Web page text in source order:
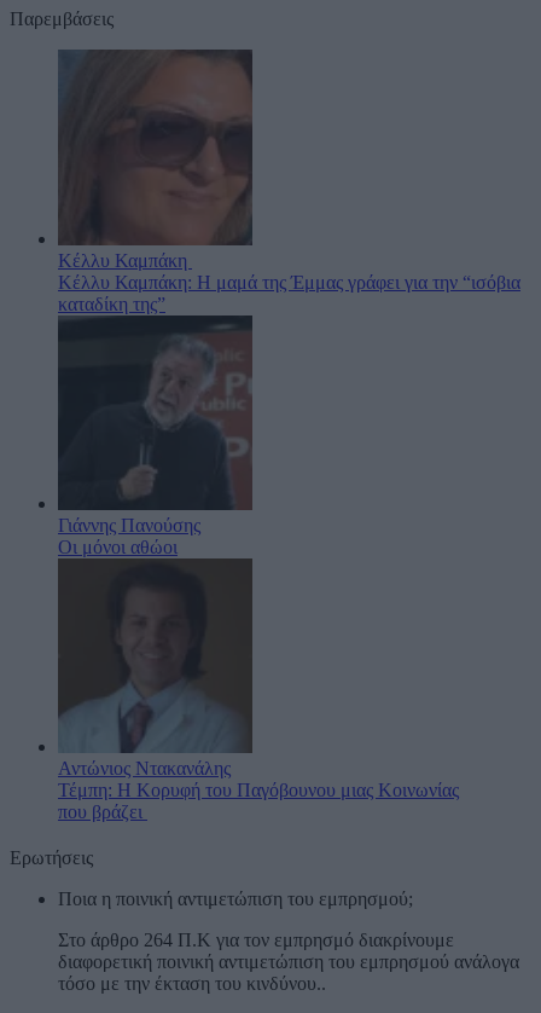
Παρεμβάσεις
Κέλλυ Καμπάκη
Κέλλυ Καμπάκη: Η μαμά της Έμμας γράφει για την “ισόβια
καταδίκη της”
Γιάννης Πανούσης
Οι μόνοι αθώοι
Αντώνιος Ντακανάλης
Τέμπη: Η Κορυφή του Παγόβουνου μιας Κοινωνίας
που βράζει
Ερωτήσεις
Ποια η ποινική αντιμετώπιση του εμπρησμού;
Στο άρθρο 264 Π.Κ για τον εμπρησμό διακρίνουμε
διαφορετική ποινική αντιμετώπιση του εμπρησμού ανάλογα
τόσο με την έκταση του κινδύνου..